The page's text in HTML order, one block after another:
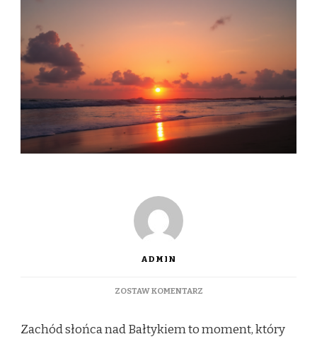
ADMIN
ZOSTAW KOMENTARZDO
SŁOŃCA
Zachód słońca nad Bałtykiem to moment, który